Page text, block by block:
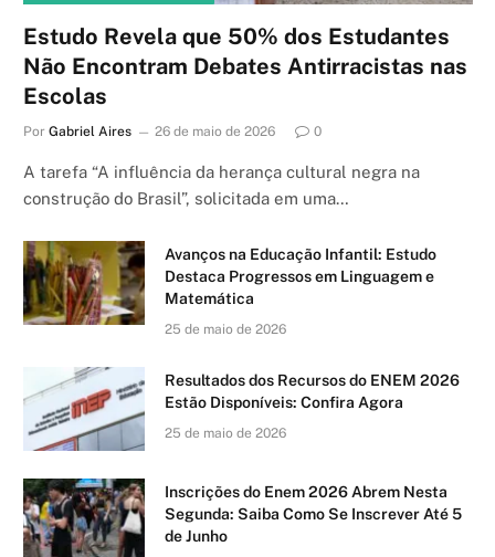
Estudo Revela que 50% dos Estudantes
Não Encontram Debates Antirracistas nas
Escolas
Por Gabriel Aires 26 de maio de 2026 0
A tarefa “A influência da herança cultural negra na
construção do Brasil”, solicitada em uma…
Avanços na Educação Infantil: Estudo
Destaca Progressos em Linguagem e
Matemática
25 de maio de 2026
Resultados dos Recursos do ENEM 2026
Estão Disponíveis: Confira Agora
25 de maio de 2026
Inscrições do Enem 2026 Abrem Nesta
Segunda: Saiba Como Se Inscrever Até 5
de Junho